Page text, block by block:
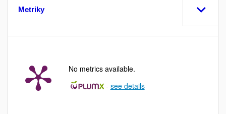
Metriky
No metrics available.
- see details